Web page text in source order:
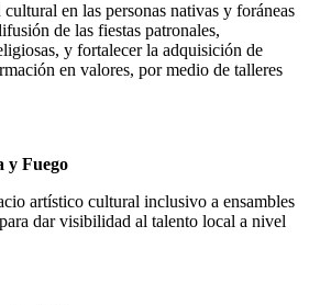
en las personas nativas y foráneas
de las fiestas patronales,
y fortalecer la adquisición de
en valores, por medio de talleres
y Fuego
artístico cultural inclusivo a ensambles
dar visibilidad al talento local a nivel